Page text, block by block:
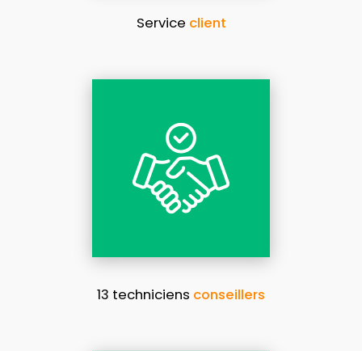
Service client
13 techniciens conseillers